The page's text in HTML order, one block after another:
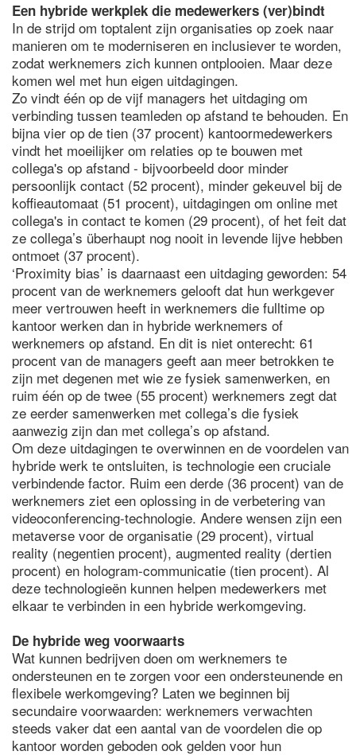
Een hybride werkplek die medewerkers (ver)bindt
In de strijd om toptalent zijn organisaties op zoek naar
manieren om te moderniseren en inclusiever te worden,
zodat werknemers zich kunnen ontplooien. Maar deze
komen wel met hun eigen uitdagingen.
Zo vindt één op de vijf managers het uitdaging om
verbinding tussen teamleden op afstand te behouden. En
bijna vier op de tien (37 procent) kantoormedewerkers
vindt het moeilijker om relaties op te bouwen met
collega's op afstand - bijvoorbeeld door minder
persoonlijk contact (52 procent), minder gekeuvel bij de
koffieautomaat (51 procent), uitdagingen om online met
collega's in contact te komen (29 procent), of het feit dat
ze collega’s überhaupt nog nooit in levende lijve hebben
ontmoet (37 procent).
‘Proximity bias’ is daarnaast een uitdaging geworden: 54
procent van de werknemers gelooft dat hun werkgever
meer vertrouwen heeft in werknemers die fulltime op
kantoor werken dan in hybride werknemers of
werknemers op afstand. En dit is niet onterecht: 61
procent van de managers geeft aan meer betrokken te
zijn met degenen met wie ze fysiek samenwerken, en
ruim één op de twee (55 procent) werknemers zegt dat
ze eerder samenwerken met collega’s die fysiek
aanwezig zijn dan met collega’s op afstand.
Om deze uitdagingen te overwinnen en de voordelen van
hybride werk te ontsluiten, is technologie een cruciale
verbindende factor. Ruim een derde (36 procent) van de
werknemers ziet een oplossing in de verbetering van
videoconferencing-technologie. Andere wensen zijn een
metaverse voor de organisatie (29 procent), virtual
reality (negentien procent), augmented reality (dertien
procent) en hologram-communicatie (tien procent). Al
deze technologieën kunnen helpen medewerkers met
elkaar te verbinden in een hybride werkomgeving.
De hybride weg voorwaarts
Wat kunnen bedrijven doen om werknemers te
ondersteunen en te zorgen voor een ondersteunende en
flexibele werkomgeving? Laten we beginnen bij
secundaire voorwaarden: werknemers verwachten
steeds vaker dat een aantal van de voordelen die op
kantoor worden geboden ook gelden voor hun